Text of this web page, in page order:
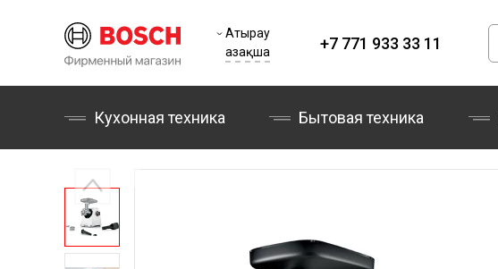
Атырау
Қазақша
+7 771 933 33 11
Кухонная техника Бытовая техника